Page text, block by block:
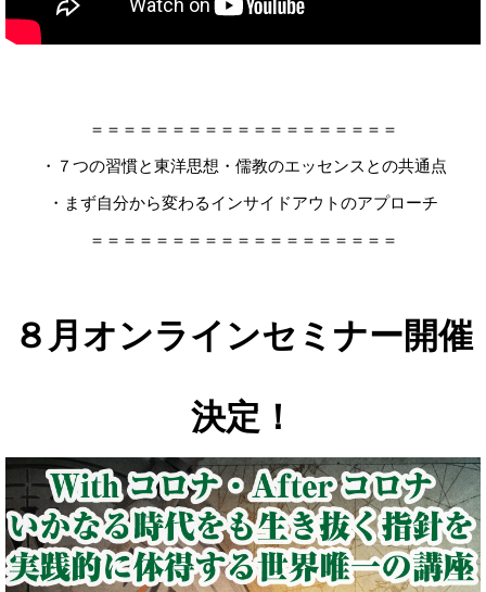
＝＝＝＝＝＝＝＝＝＝＝＝＝＝＝＝＝＝＝
・７つの習慣と東洋思想・儒教のエッセンスとの共通点
・まず自分から変わるインサイドアウトのアプローチ
＝＝＝＝＝＝＝＝＝＝＝＝＝＝＝＝＝＝＝
８月オンラインセミナー開催
決定！